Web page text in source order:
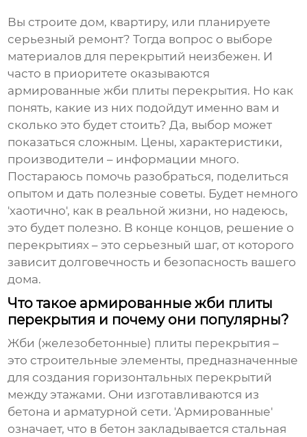
Вы строите дом, квартиру, или планируете
серьезный ремонт? Тогда вопрос о выборе
материалов для перекрытий неизбежен. И
часто в приоритете оказываются
армированные жби плиты перекрытия. Но как
понять, какие из них подойдут именно вам и
сколько это будет стоить? Да, выбор может
показаться сложным. Цены, характеристики,
производители – информации много.
Постараюсь помочь разобраться, поделиться
опытом и дать полезные советы. Будет немного
'хаотично', как в реальной жизни, но надеюсь,
это будет полезно. В конце концов, решение о
перекрытиях – это серьезный шаг, от которого
зависит долговечность и безопасность вашего
дома.
Что такое армированные жби плиты
перекрытия и почему они популярны?
Жби (железобетонные) плиты перекрытия –
это строительные элементы, предназначенные
для создания горизонтальных перекрытий
между этажами. Они изготавливаются из
бетона и арматурной сети. 'Армированные'
означает, что в бетон закладывается стальная